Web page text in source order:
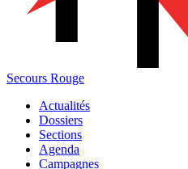
Secours Rouge
Actualités
Dossiers
Sections
Agenda
Campagnes